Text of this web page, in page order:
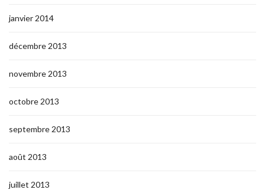
janvier 2014
décembre 2013
novembre 2013
octobre 2013
septembre 2013
août 2013
juillet 2013